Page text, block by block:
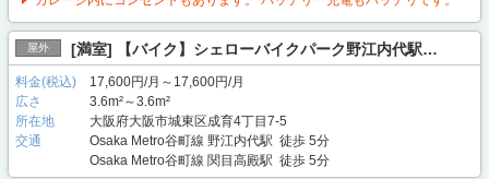
屋外 [満室] 【バイク】シェローバイクパーク野江内代駅…
料金(税込)
17,600円/月～17,600円/月
広さ
3.6m²～3.6m²
所在地
大阪府大阪市城東区成育4丁目7-5
交通
Osaka Metro谷町線 野江内代駅 徒歩 5分
Osaka Metro谷町線 関目高殿駅 徒歩 5分